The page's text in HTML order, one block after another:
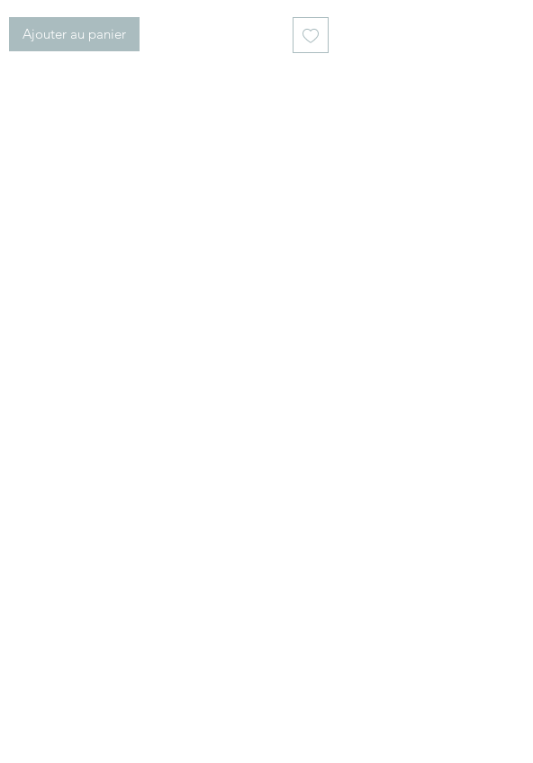
Ajouter au panier